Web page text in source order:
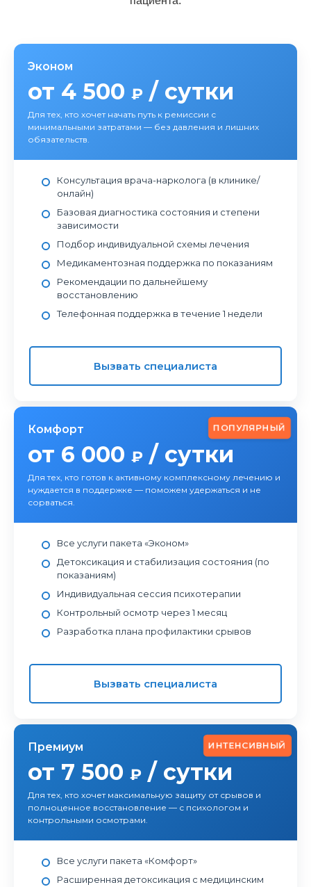
Эконом
от 4 500 ₽ / сутки
Для тех, кто хочет начать путь к ремиссии с
минимальными затратами — без давления и лишних
обязательств.
Консультация врача-нарколога (в клинике/
онлайн)
Базовая диагностика состояния и степени
зависимости
Подбор индивидуальной схемы лечения
Медикаментозная поддержка по показаниям
Рекомендации по дальнейшему
восстановлению
Телефонная поддержка в течение 1 недели
Вызвать специалиста
ПОПУЛЯРНЫЙ
Комфорт
от 6 000 ₽ / сутки
Для тех, кто готов к активному комплексному лечению и
нуждается в поддержке — поможем удержаться и не
сорваться.
Все услуги пакета «Эконом»
Детоксикация и стабилизация состояния (по
показаниям)
Индивидуальная сессия психотерапии
Контрольный осмотр через 1 месяц
Разработка плана профилактики срывов
Вызвать специалиста
ИНТЕНСИВНЫЙ
Премиум
от 7 500 ₽ / сутки
Для тех, кто хочет максимальную защиту от срывов и
полноценное восстановление — с психологом и
контрольными осмотрами.
Все услуги пакета «Комфорт»
Расширенная детоксикация с медицинским